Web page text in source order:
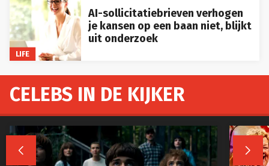
LIFE
AI-sollicitatiebrieven verhogen
je kansen op een baan niet, blijkt
uit onderzoek
CELEBS IN DE KIJKER
 